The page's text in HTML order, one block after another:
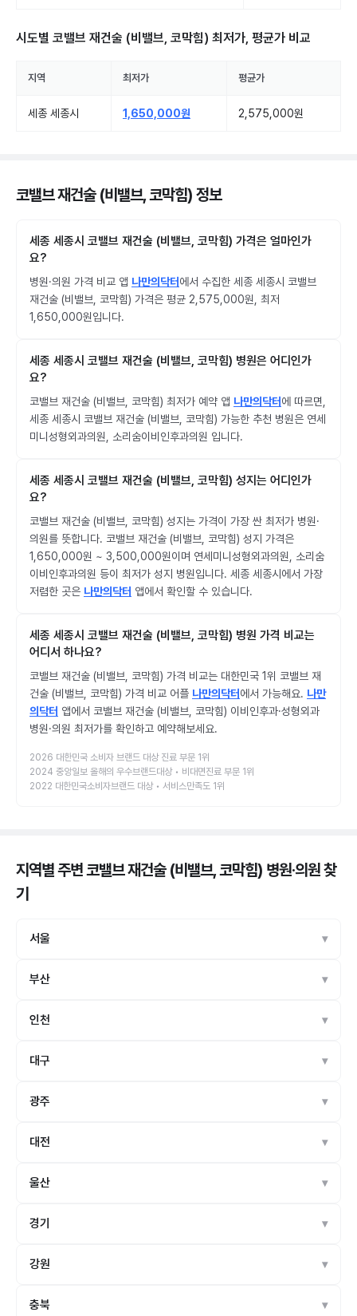
시도별 코밸브 재건술 (비밸브, 코막힘) 최저가, 평균가 비교
지역 최저가 평균가
세종 세종시 1,650,000원 2,575,000원
코밸브 재건술 (비밸브, 코막힘) 정보
세종 세종시 코밸브 재건술 (비밸브, 코막힘) 가격은 얼마인가
요?
병원·의원 가격 비교 앱 나만의닥터에서 수집한 세종 세종시 코밸브
재건술 (비밸브, 코막힘) 가격은 평균 2,575,000원, 최저
1,650,000원입니다.
세종 세종시 코밸브 재건술 (비밸브, 코막힘) 병원은 어디인가
요?
코밸브 재건술 (비밸브, 코막힘) 최저가 예약 앱 나만의닥터에 따르면,
세종 세종시 코밸브 재건술 (비밸브, 코막힘) 가능한 추천 병원은 연세
미니성형외과의원, 소리숨이비인후과의원 입니다.
세종 세종시 코밸브 재건술 (비밸브, 코막힘) 성지는 어디인가
요?
코밸브 재건술 (비밸브, 코막힘) 성지는 가격이 가장 싼 최저가 병원·
의원를 뜻합니다. 코밸브 재건술 (비밸브, 코막힘) 성지 가격은
1,650,000원 ~ 3,500,000원이며 연세미니성형외과의원, 소리숨
이비인후과의원 등이 최저가 성지 병원입니다. 세종 세종시에서 가장
저렴한 곳은 나만의닥터 앱에서 확인할 수 있습니다.
세종 세종시 코밸브 재건술 (비밸브, 코막힘) 병원 가격 비교는
어디서 하나요?
코밸브 재건술 (비밸브, 코막힘) 가격 비교는 대한민국 1위 코밸브 재
건술 (비밸브, 코막힘) 가격 비교 어플 나만의닥터에서 가능해요. 나만
의닥터 앱에서 코밸브 재건술 (비밸브, 코막힘) 이비인후과·성형외과
병원·의원 최저가를 확인하고 예약해보세요.
2026 대한민국 소비자 브랜드 대상 진료 부문 1위
2024 중앙일보 올해의 우수브랜드대상 • 비대면진료 부문 1위
2022 대한민국소비자브랜드 대상 • 서비스만족도 1위
지역별 주변 코밸브 재건술 (비밸브, 코막힘) 병원·의원찾
기
서울
부산
인천
대구
광주
대전
울산
경기
강원
충북